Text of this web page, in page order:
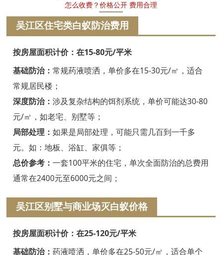
嘉兴白蚁防治
平湖白蚁防治
海宁白蚁防治
嘉善白蚁防治
海盐白蚁防治
湖州白蚁防治
长兴白蚁防治
安吉白蚁防治
怎么收费？价格公开 费用合理
吴江区住宅类白蚁防治费用
按房屋面积计价：在15-80元/平米
基础防治： 常规药液喷洒，单价多在15-30元/㎡，适合
常规居民楼；
深度防治： 涉及复杂结构的饵剂系统，单价可能达30-80
元/㎡，如老宅、别墅等；
局部处理： 如果是局部处理，可能只需几百到一千多
元。如：地板、浴缸、家俱等；
总价参考： 一套100平米的住宅，单次全面防治的总费用
通常在2400元至6000元之间；
吴江区别墅与商业场灭白蚁价格
按房屋面积计价：在25-120元/平米
基础防治： 药液喷洒，单价多在25-50元/㎡，适合单个